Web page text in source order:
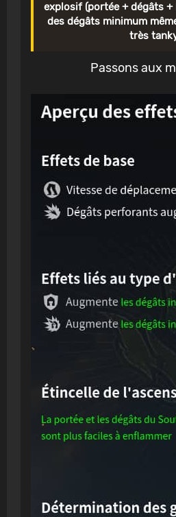
explosif (portée + dégâts
des dégâts minimum
très
Passons aux